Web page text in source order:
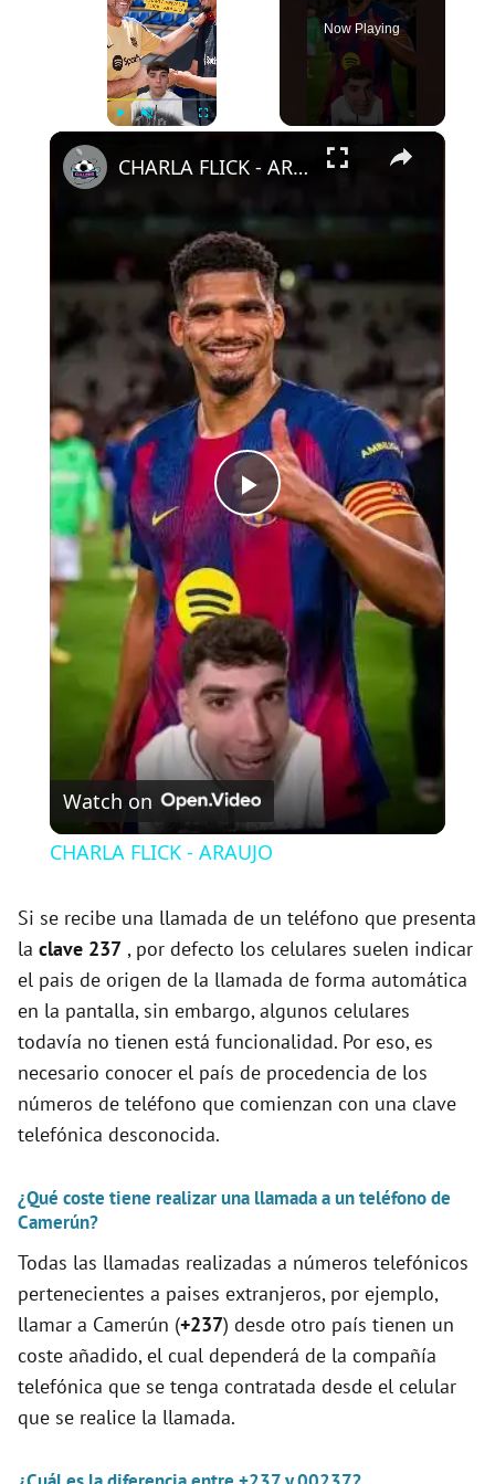
Now Playing
×
P
l
a
y
V
i
d
e
o
CHARLA FLICK - ARAUJO
Watch on
CHARLA FLICK - ARAUJO
Si se recibe una llamada de un teléfono que presenta
la clave 237 , por defecto los celulares suelen indicar
el pais de origen de la llamada de forma automática
en la pantalla, sin embargo, algunos celulares
todavía no tienen está funcionalidad. Por eso, es
necesario conocer el país de procedencia de los
números de teléfono que comienzan con una clave
telefónica desconocida.
¿Qué coste tiene realizar una llamada a un teléfono de
Camerún?
Todas las llamadas realizadas a números telefónicos
pertenecientes a paises extranjeros, por ejemplo,
llamar a Camerún (+237) desde otro país tienen un
coste añadido, el cual dependerá de la compañía
telefónica que se tenga contratada desde el celular
que se realice la llamada.